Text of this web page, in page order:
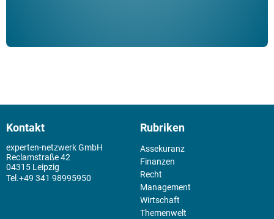
Kontakt
experten-netzwerk GmbH
Reclamstraße 42
04315 Leipzig
+49 341 98995950
Rubriken
Assekuranz
Finanzen
Recht
Management
Wirtschaft
Themenwelt